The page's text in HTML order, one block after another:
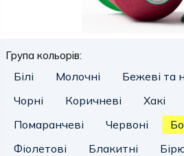
Група кольорів:
Білі Молочні Бежеві та
Чорні
Коричневі Хакі
Помаранчеві
Червоні
Фіолетові
Блакитні